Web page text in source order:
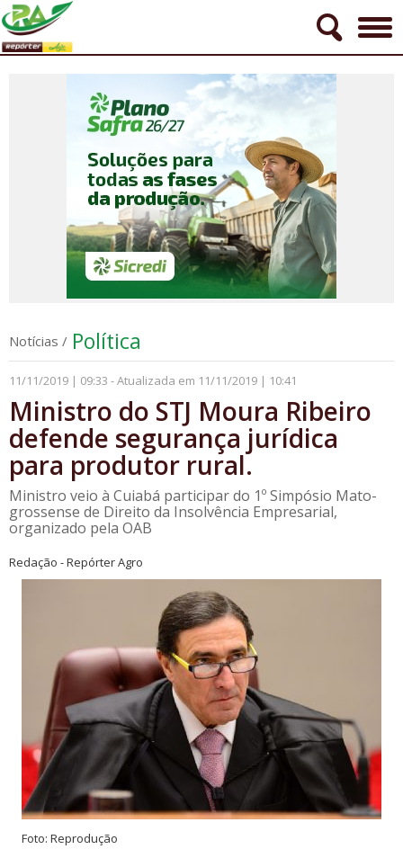
Notícias / Política
11/11/2019 | 09:33 - Atualizada em 11/11/2019 | 10:41
Ministro do STJ Moura Ribeiro
defende segurança jurídica
para produtor rural.
Ministro veio à Cuiabá participar do 1º Simpósio Mato-
grossense de Direito da Insolvência Empresarial,
organizado pela OAB
Redação - Repórter Agro
Foto: Reprodução